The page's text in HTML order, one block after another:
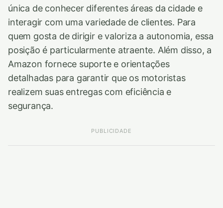
única de conhecer diferentes áreas da cidade e
interagir com uma variedade de clientes. Para
quem gosta de dirigir e valoriza a autonomia, essa
posição é particularmente atraente. Além disso, a
Amazon fornece suporte e orientações
detalhadas para garantir que os motoristas
realizem suas entregas com eficiência e
segurança.
PUBLICIDADE